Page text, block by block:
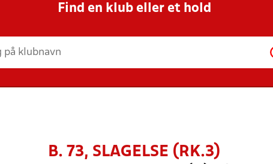
Find en klub eller et hold
B. 73, SLAGELSE (RK.3)